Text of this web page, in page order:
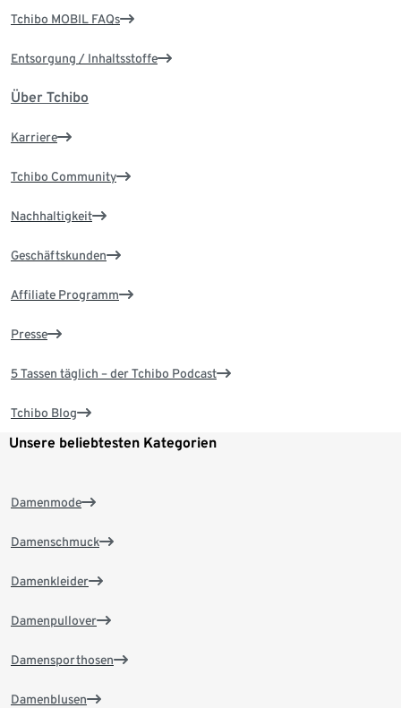
Tchibo MOBIL FAQs
Entsorgung / Inhaltsstoffe
Über Tchibo
Karriere
Tchibo Community
Nachhaltigkeit
Geschäftskunden
Affiliate Programm
Presse
5 Tassen täglich – der Tchibo Podcast
Tchibo Blog
Unsere beliebtesten Kategorien
Damenmode
Damenschmuck
Damenkleider
Damenpullover
Damensporthosen
Damenblusen